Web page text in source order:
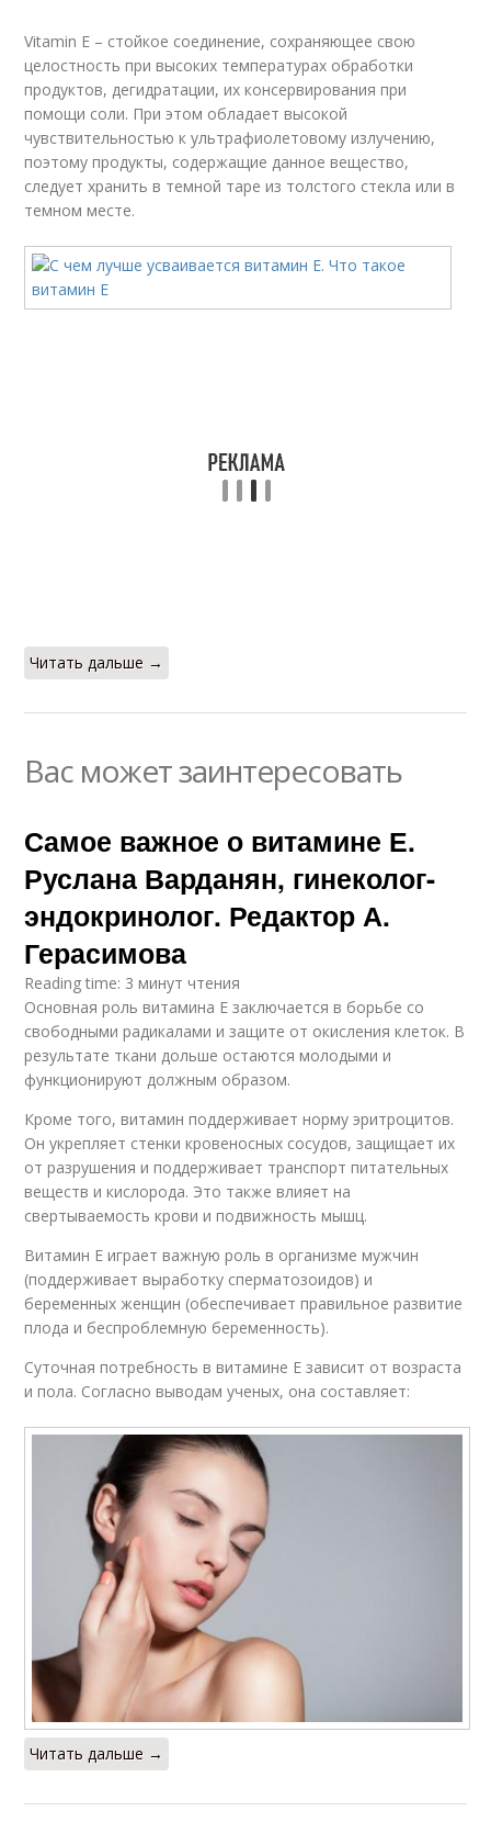
Vitamin E – стойкое соединение, сохраняющее свою
целостность при высоких температурах обработки
продуктов, дегидратации, их консервирования при
помощи соли. При этом обладает высокой
чувствительностью к ультрафиолетовому излучению,
поэтому продукты, содержащие данное вещество,
следует хранить в темной таре из толстого стекла или в
темном месте.
Читать дальше →
Вас может заинтересовать
Самое важное о витамине Е.
Руслана Варданян, гинеколог-
эндокринолог. Редактор А.
Герасимова
Reading time: 3 минут чтения
Основная роль витамина Е заключается в борьбе со
свободными радикалами и защите от окисления клеток. В
результате ткани дольше остаются молодыми и
функционируют должным образом.
Кроме того, витамин поддерживает норму эритроцитов.
Он укрепляет стенки кровеносных сосудов, защищает их
от разрушения и поддерживает транспорт питательных
веществ и кислорода. Это также влияет на
свертываемость крови и подвижность мышц.
Витамин Е играет важную роль в организме мужчин
(поддерживает выработку сперматозоидов) и
беременных женщин (обеспечивает правильное развитие
плода и беспроблемную беременность).
Суточная потребность в витамине Е зависит от возраста
и пола. Согласно выводам ученых, она составляет:
Читать дальше →